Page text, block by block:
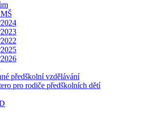
předškolní vzdělávání
pro rodiče předškolních dětí